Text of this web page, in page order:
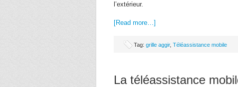
l’extérieur.
[Read more…]
Tag: grille aggir, Téléassistance mobile
La téléassistance